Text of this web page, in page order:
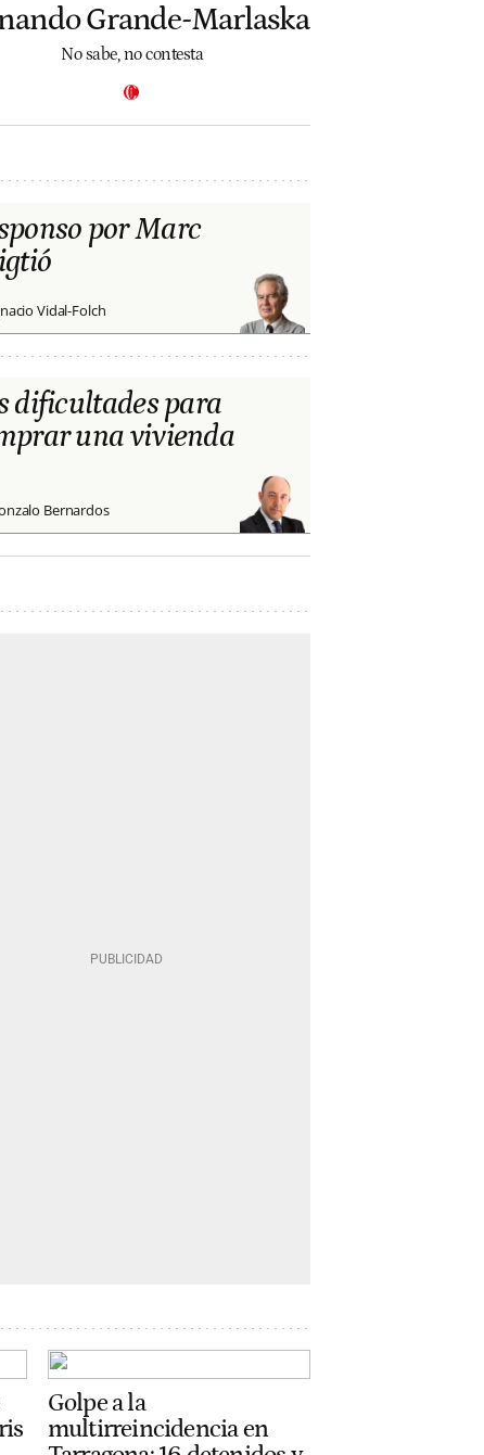
Grande-Marlaska
No sabe, no contesta
por Marc
Vidal-Folch
dificultades para
una vivienda
Bernardos
Golpe a la
multirreincidencia en